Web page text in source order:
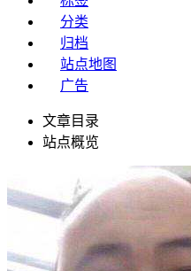
分类
归档
站点地图
广告
文章目录
站点概览